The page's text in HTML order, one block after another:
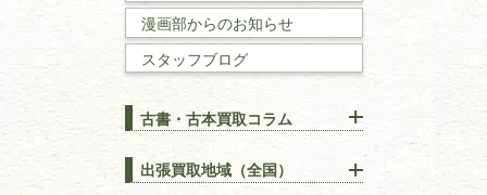
数学書・物理学書
建築書
漢方・鍼灸・東洋医学
易学・占い
漫画部からのお知らせ
スタッフブログ
古書・古本買取コラム
【出張買取】古本の大量買取
りOK！効率的に売る方法
出張買取地域（全国）